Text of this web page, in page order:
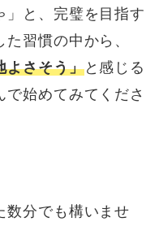
」と、完璧を目指す
習慣の中から、
よさそう」と感じる
始めてみてくださ
数分でも構いませ